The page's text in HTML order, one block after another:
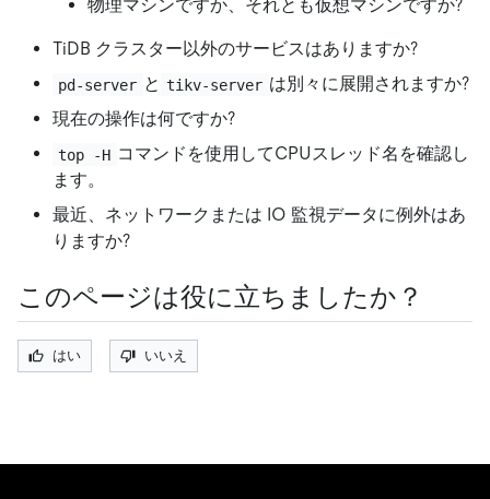
物理マシンですか、それとも仮想マシンですか?
TiDB クラスター以外のサービスはありますか?
pd-server と tikv-server は別々に展開されますか?
現在の操作は何ですか?
top -H コマンドを使用してCPUスレッド名を確認し
ます。
最近、ネットワークまたは IO 監視データに例外はあ
りますか?
このページは役に立ちましたか？
はい いいえ